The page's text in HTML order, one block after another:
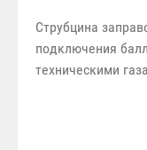
Струбцина
подключения
техническими